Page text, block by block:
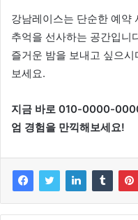
강남레이스는 단순한 예약
추억을 선사하는 공간입니
즐거운 밤을 보내고 싶으
보세요.
지금 바로 010-0000-
엄 경험을 만끽해보세요!